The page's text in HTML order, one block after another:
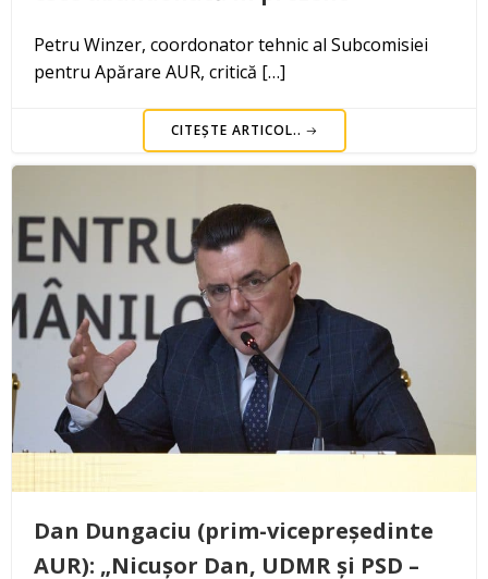
Petru Winzer, coordonator tehnic al Subcomisiei
pentru Apărare AUR, critică […]
CITEȘTE ARTICOL..
Dan Dungaciu (prim-vicepreședinte
AUR): „Nicușor Dan, UDMR și PSD –